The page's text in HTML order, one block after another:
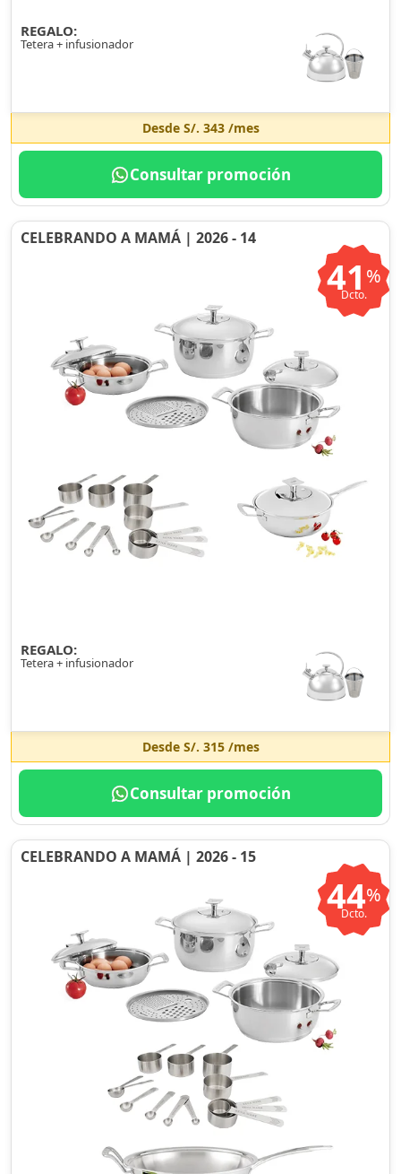
REGALO:
Tetera + infusionador
Desde S/. 343/mes
Consultar promoción
CELEBRANDO A MAMÁ | 2026 - 14
41 %
Dcto.
REGALO:
Tetera + infusionador
Desde S/. 315/mes
Consultar promoción
CELEBRANDO A MAMÁ | 2026 - 15
44%
Dcto.